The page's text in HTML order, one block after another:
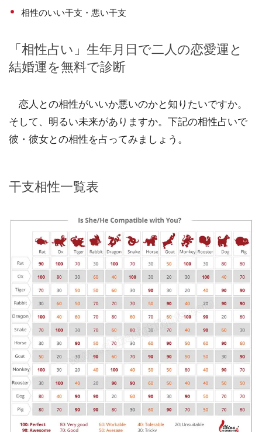
相性のいい干支・悪い干支
「相性占い」生年月日で二人の恋愛運と
結婚運を無料で診断
恋人との相性がいいか悪いのかと知りたいですか。
そして、明るい未来がありますか。下記の相性占いで
彼・彼女との相性を占ってみましょう。
干支相性一覧表